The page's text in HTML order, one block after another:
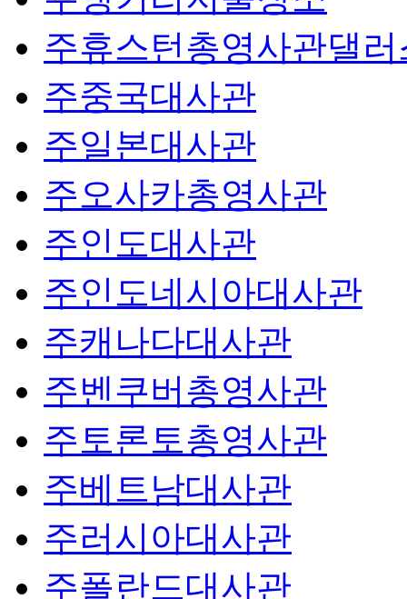
주휴스턴총영사관댈
주중국대사관
주일본대사관
주오사카총영사관
주인도대사관
주인도네시아대사관
주캐나다대사관
주벤쿠버총영사관
주토론토총영사관
주베트남대사관
주러시아대사관
주폴란드대사관